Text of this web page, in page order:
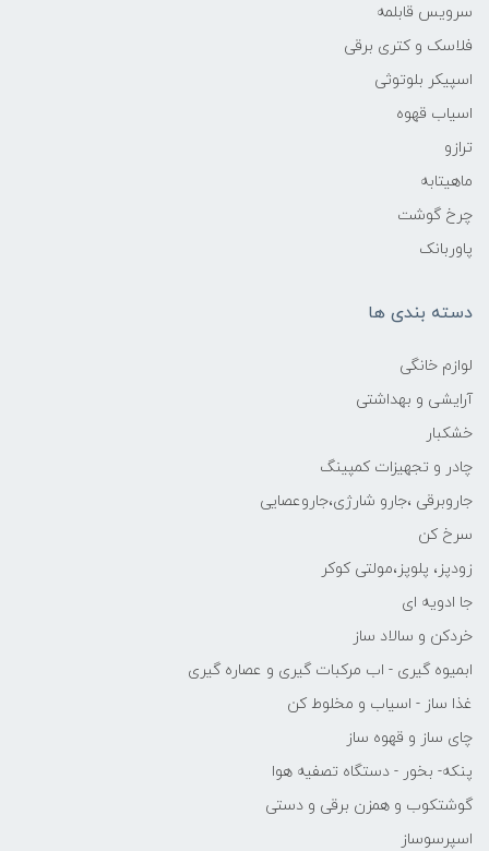
سرویس قابلمه
فلاسک و کتری برقی
اسپیکر بلوتوثی
اسیاب قهوه
ترازو
ماهیتابه
چرخ گوشت
پاوربانک
دسته بندی ها
لوازم خانگی
آرایشی و بهداشتی
خشکبار
چادر و تجهیزات کمپینگ
جاروبرقی ،جارو شارژی،جاروعصایی
سرخ کن
زودپز، پلوپز،مولتی کوکر
جا ادویه ای
خردکن و سالاد ساز
ابمیوه گیری - اب مرکبات گیری و عصاره گیری
غذا ساز - اسیاب و مخلوط کن
چای ساز و قهوه ساز
پنکه- بخور - دستگاه تصفیه هوا
گوشتکوب و همزن برقی و دستی
اسپرسوساز